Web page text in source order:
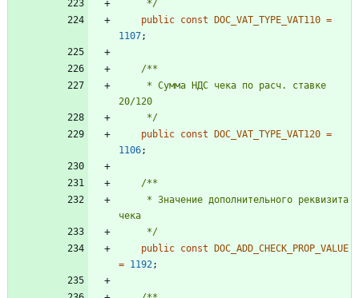
     */
public const DOC_VAT_TYPE_VAT110 =
1107;
     */
public const DOC_VAT_TYPE_VAT120 =
1106;
     */
public const
DOC_ADD_CHECK_PROP_VALUE
= 1192;